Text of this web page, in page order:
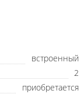
встроенный
2
приобретается